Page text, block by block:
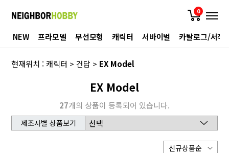
0
NEW 프라모델 무선모형 캐릭터 서바이벌 카탈로그/서적
현재위치 :캐릭터 >건담 > EX Model
EX Model
27개의 상품이 등록되어 있습니다.
제조사별 상품보기